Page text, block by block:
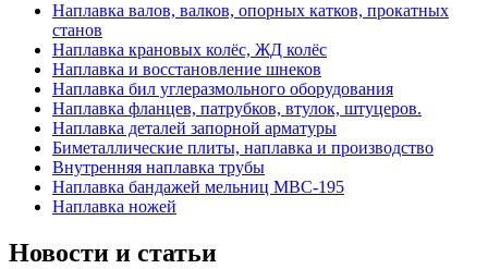
Наплавка валов, валков, опорных катков, прокатных
станов
Наплавка крановых колёс, ЖД колёс
Наплавка и восстановление шнеков
Наплавка бил углеразмольного оборудования
Наплавка фланцев, патрубков, втулок, штуцеров.
Наплавка деталей запорной арматуры
Биметаллические плиты, наплавка и производство
Внутренняя наплавка трубы
Наплавка бандажей мельниц МВС-195
Наплавка ножей
Новости и статьи